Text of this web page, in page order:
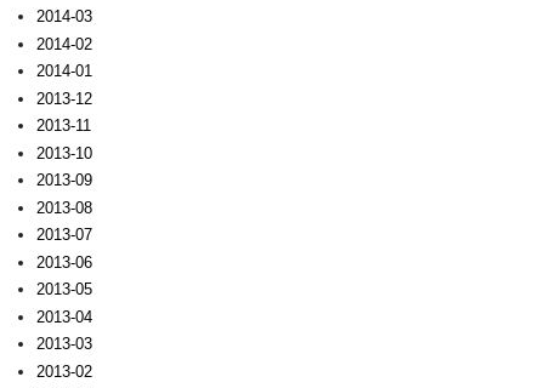
2014-03
2014-02
2014-01
2013-12
2013-11
2013-10
2013-09
2013-08
2013-07
2013-06
2013-05
2013-04
2013-03
2013-02